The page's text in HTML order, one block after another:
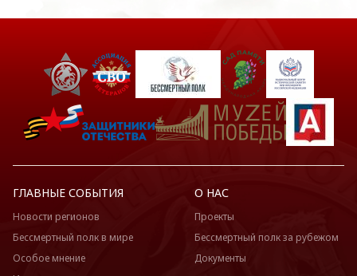
ГЛАВНЫЕ СОБЫТИЯ
Новости регионов
Бессмертный полк в мире
Особое мнение
О НАС
Проекты
Бессмертный полк за рубежом
Документы